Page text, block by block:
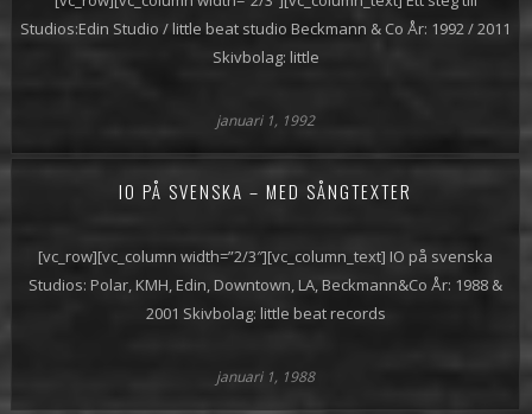
Studios:Edin Studio / little beat studio Beckmann & Co År: 1992 / 2011
Skivbolag: little
januari 1, 1992
IO PÅ SVENSKA – MED SÅNGTEXTER
[vc_row][vc_column width=”2/3″][vc_column_text] IO på svenska
Studios: Polar, KMH, Edin, Downtown, LA, Beckmann&Co År: 1988 &
2001 Skivbolag: little beat records
januari 1, 1988